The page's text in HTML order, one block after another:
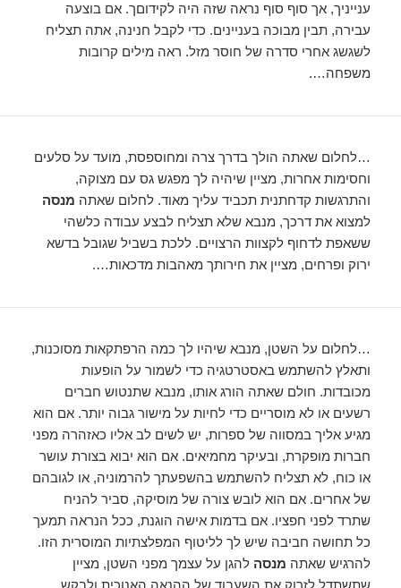
ענייניך, אך סוף סוף נראה שזה היה לקידוםך. אם בוצעה
עבירה, תבין מבוכה בעניינים. כדי לקבל חנינה, אתה תצליח
לשגשג אחרי סדרה של חוסר מזל. ראה מילים קרובות
משפחה….
…לחלום שאתה הולך בדרך צרה ומחוספסת, מועד על סלעים
וחסימות אחרות, מציין שיהיה לך מפגש גס עם מצוקה,
והתרגשות קדחתנית תכביד עליך מאוד. לחלום שאתה מנסה
למצוא את דרכך, מנבא שלא תצליח לבצע עבודה כלשהי
ששאפת לדחוף לקצוות הרצויים. ללכת בשביל שגובל בדשא
ירוק ופרחים, מציין את חירותך מאהבות מדכאות….
…לחלום על השטן, מנבא שיהיו לך כמה הרפתקאות מסוכנות,
ותאלץ להשתמש באסטרטגיה כדי לשמור על הופעות
מכובדות. חולם שאתה הורג אותו, מנבא שתנטוש חברים
רשעים או לא מוסריים כדי לחיות על מישור גבוה יותר. אם הוא
מגיע אליך במסווה של ספרות, יש לשים לב אליו כאזהרה מפני
חברות מופקרת, ובעיקר מחמיאים. אם הוא יבוא בצורת עושר
או כוח, לא תצליח להשתמש בהשפעתך להרמוניה, או לגובהם
של אחרים. אם הוא לובש צורה של מוסיקה, סביר להניח
שתרד לפני חפציו. אם בדמות אישה הוגנת, ככל הנראה תמעך
כל תחושה חביבה שיש לך לליטוף המפלצתיות המוסרית הזו.
להרגיש שאתה מנסה להגן על עצמך מפני השטן, מציין